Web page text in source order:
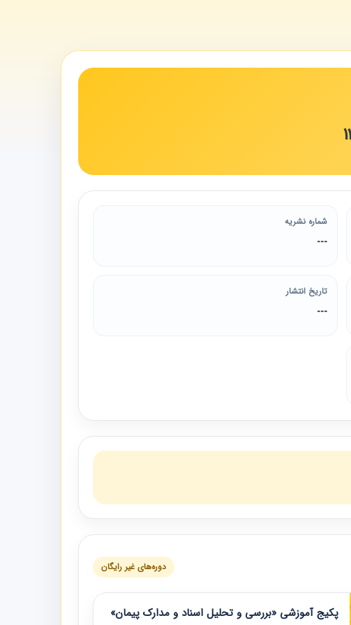
شماره نشریه
---
تاریخ انتشار
---
دوره‌های غیر رایگان
پکیج آموزشی «بررسی و تحلیل اسناد و مدارک پیمان»